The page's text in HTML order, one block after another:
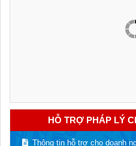
HỖ TRỢ PHÁP LÝ
Thông tin hỗ trợ cho doanh